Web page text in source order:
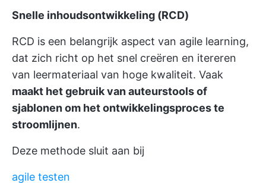
Snelle inhoudsontwikkeling (RCD)
RCD is een belangrijk aspect van agile learning,
dat zich richt op het snel creëren en itereren
van leermateriaal van hoge kwaliteit. Vaak
maakt het gebruik van auteurstools of
sjablonen om het ontwikkelingsproces te
stroomlijnen.
Deze methode sluit aan bij
agile testen